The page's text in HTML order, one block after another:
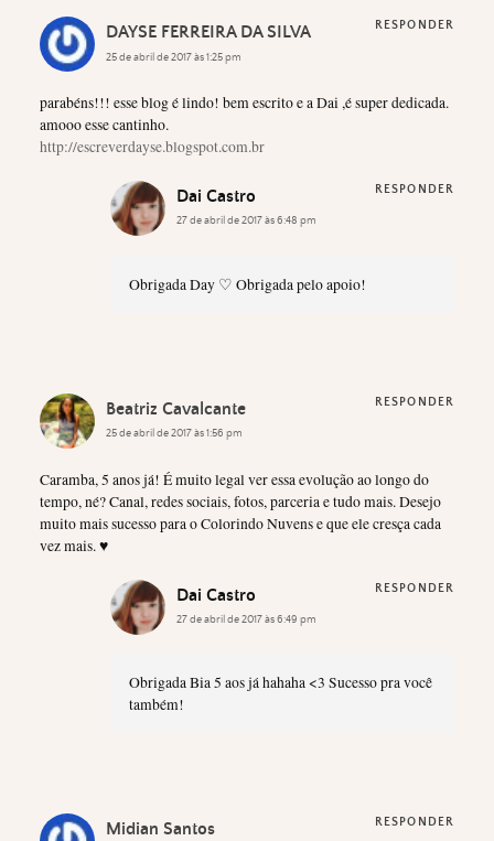
DAYSE FERREIRA DA SILVA
25 de abril de 2017 às 1:25 pm
parabéns!!! esse blog é lindo! bem escrito e a Dai ,é super dedicada.
amooo esse cantinho.
http://escreverdayse.blogspot.com.br
RESPONDER
Dai Castro
27 de abril de 2017 às 6:48 pm
Obrigada Day ♡ Obrigada pelo apoio!
RESPONDER
Beatriz Cavalcante
25 de abril de 2017 às 1:56 pm
Caramba, 5 anos já! É muito legal ver essa evolução ao longo do
tempo, né? Canal, redes sociais, fotos, parceria e tudo mais. Desejo
muito mais sucesso para o Colorindo Nuvens e que ele cresça cada
vez mais. ♥
RESPONDER
Dai Castro
27 de abril de 2017 às 6:49 pm
Obrigada Bia 5 aos já hahaha <3 Sucesso pra você
também!
RESPONDER
Midian Santos RESPONDER